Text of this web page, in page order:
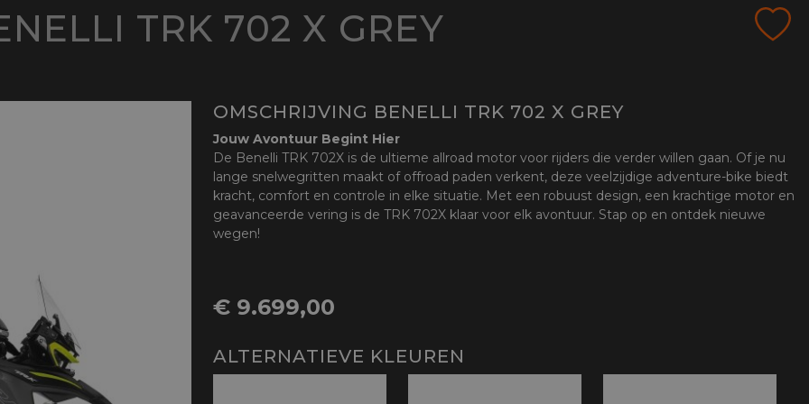
TRK 702 X GREY
OMSCHRIJVING BENELLI TRK 702 X GREY
Jouw Avontuur Begint Hier
De Benelli TRK 702X is de ultieme allroad motor voor rijders die verder willen gaan. Of je nu
lange snelwegritten maakt of offroad paden verkent, deze veelzijdige adventure-bike biedt
kracht, comfort en controle in elke situatie. Met een robuust design, een krachtige motor en
geavanceerde vering is de TRK 702X klaar voor elk avontuur. Stap op en ontdek nieuwe
wegen!
€ 9.699,00
ALTERNATIEVE KLEUREN